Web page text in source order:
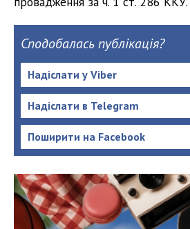
Сподобалась публікація?
Надіслати у Viber
Надіслати в Telegram
Поширити на Facebook